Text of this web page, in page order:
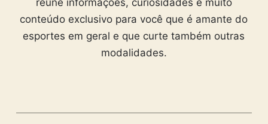
reúne informações, curiosidades e muito
conteúdo exclusivo para você que é amante do
esportes em geral e que curte também outras
modalidades.